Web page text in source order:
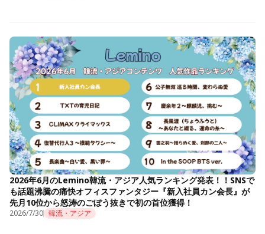
2026年6月のLemino韓流・アジア人気ランキング発表！！SNSで
も話題沸騰の痛快オフィスファンタジー『新入社員カン会長』が
先月10位から怒涛のごぼう抜きで初の首位獲得！
2026/7/30 韓流・アジア